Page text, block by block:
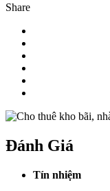
Share
Đánh Giá
Tín nhiệm